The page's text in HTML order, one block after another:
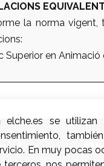
la norma vigent,
Superior en Animació
elche.es se
En muy pocas